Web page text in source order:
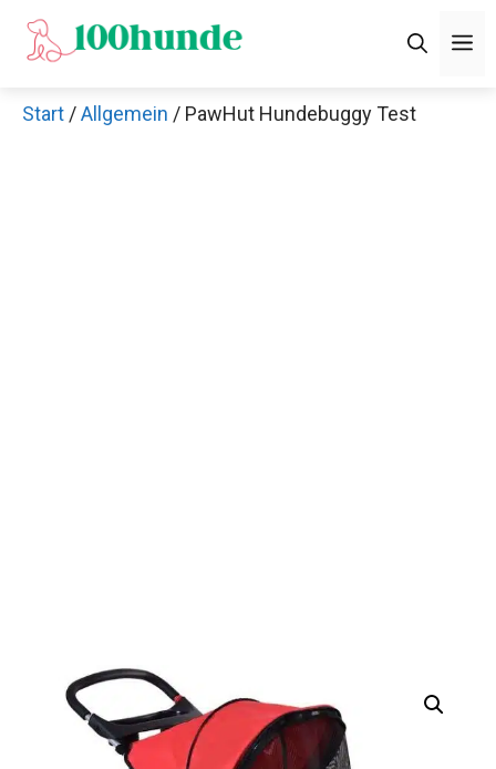
Zum
Inhalt
Start /Allgemein / PawHut Hundebuggy Test